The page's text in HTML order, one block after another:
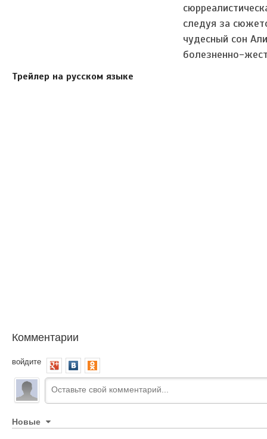
следуя за
чудесный сон
болезненно-
Трейлер на русском языке
Комментарии
войдите
Новые